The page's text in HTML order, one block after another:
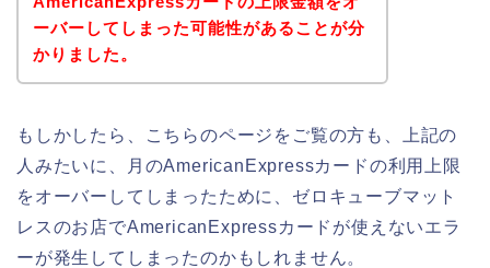
ーバーしてしまった可能性があることが分
かりました。
もしかしたら、こちらのページをご覧の方も、上記の
人みたいに、月のAmericanExpressカードの利用上限
をオーバーしてしまったために、ゼロキューブマット
レスのお店でAmericanExpressカードが使えないエラ
ーが発生してしまったのかもしれません。